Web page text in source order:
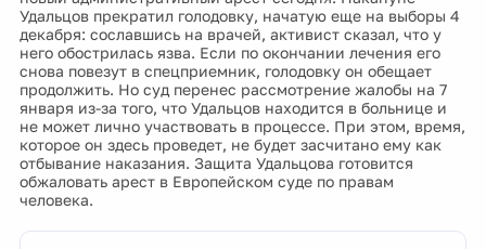
Удальцов прекратил голодовку, начатую еще на выборы 4
декабря: сославшись на врачей, активист сказал, что у
него обострилась язва. Если по окончании лечения его
снова повезут в спецприемник, голодовку он обещает
продолжить. Но суд перенес рассмотрение жалобы на 7
января из-за того, что Удальцов находится в больнице и
не может лично участвовать в процессе. При этом, время,
которое он здесь проведет, не будет засчитано ему как
отбывание наказания. Защита Удальцова готовится
обжаловать арест в Европейском суде по правам
человека.